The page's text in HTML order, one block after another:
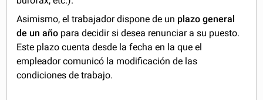
Asimismo, el trabajador dispone de un plazo general
de un año para decidir si desea renunciar a su puesto.
Este plazo cuenta desde la fecha en la que el
empleador comunicó la modificación de las
condiciones de trabajo.